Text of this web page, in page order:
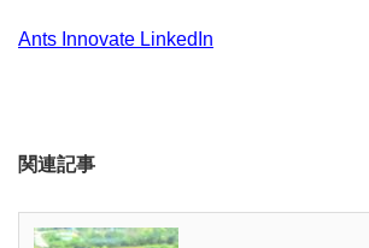
Ants Innovate LinkedIn
関連記事